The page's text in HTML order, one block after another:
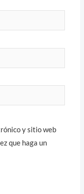
y sitio web
que haga un